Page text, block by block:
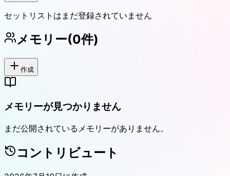
セットリストはまだ登録されていません
メモリー(0件)
作成
メモリーが見つかりません
まだ公開されているメモリーがありません。
コントリビュート